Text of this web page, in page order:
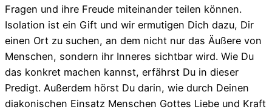
Fragen und ihre Freude miteinander teilen können.
Isolation ist ein Gift und wir ermutigen Dich dazu, Dir
einen Ort zu suchen, an dem nicht nur das Äußere von
Menschen, sondern ihr Inneres sichtbar wird. Wie Du
das konkret machen kannst, erfährst Du in dieser
Predigt. Außerdem hörst Du darin, wie durch Deinen
diakonischen Einsatz Menschen Gottes Liebe und Kraft